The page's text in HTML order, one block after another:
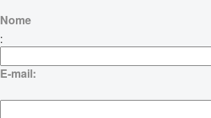
Nome
:
E-mail: